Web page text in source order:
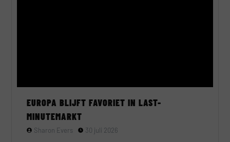
EUROPA BLIJFT FAVORIET IN LAST-
MINUTEMARKT
Sharon Evers 30 juli 2026